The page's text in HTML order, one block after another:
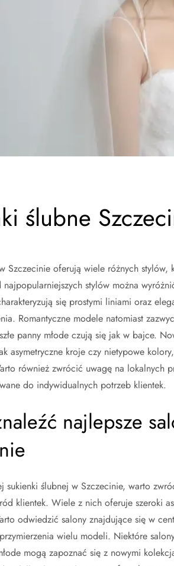
ślubne
Szczecinie oferują wiele różnych
najpopularniejszych stylów można
się prostymi liniami oraz
Romantyczne modele natomiast
panny młode czują się jak w bajce.
asymetryczne kroje czy nietypowe
również zwrócić uwagę na lokalnych
do indywidualnych potrzeb klientek.
najlepsze
sukienki ślubnej w Szczecinie, warto
klientek. Wiele z nich oferuje szeroki
odwiedzić salony znajdujące się w
wielu modeli. Niektóre
mogą zapoznać się z nowymi